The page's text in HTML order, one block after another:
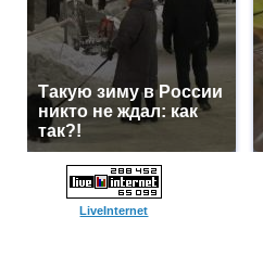
Такую зиму в России
никто не ждал: как
так?!
LiveInternet